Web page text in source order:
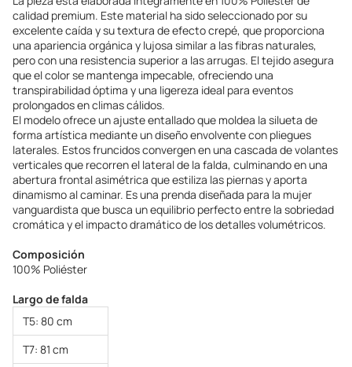
calidad premium. Este material ha sido seleccionado por su
excelente caída y su textura de efecto crepé, que proporciona
una apariencia orgánica y lujosa similar a las fibras naturales,
pero con una resistencia superior a las arrugas. El tejido asegura
que el color se mantenga impecable, ofreciendo una
transpirabilidad óptima y una ligereza ideal para eventos
prolongados en climas cálidos.
El modelo ofrece un ajuste entallado que moldea la silueta de
forma artística mediante un diseño envolvente con pliegues
laterales. Estos fruncidos convergen en una cascada de volantes
verticales que recorren el lateral de la falda, culminando en una
abertura frontal asimétrica que estiliza las piernas y aporta
dinamismo al caminar. Es una prenda diseñada para la mujer
vanguardista que busca un equilibrio perfecto entre la sobriedad
cromática y el impacto dramático de los detalles volumétricos.
Composición
100% Poliéster
Largo de falda
T5: 80 cm
T7: 81 cm